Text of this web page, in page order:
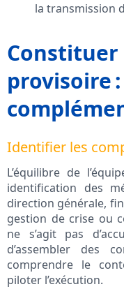
la transmission
Constituer
provisoire
Identifier les
L’équilibre de
identification des
direction générale,
gestion de crise ou
ne s’agit pas
d’assembler des
comprendre le
piloter l’exécution.